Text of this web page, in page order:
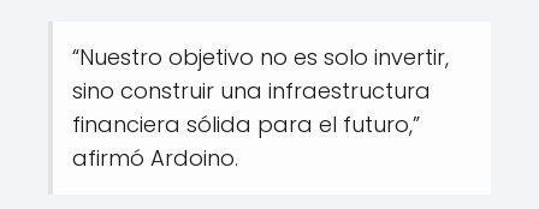
“Nuestro objetivo no es solo invertir,
sino construir una infraestructura
financiera sólida para el futuro,”
afirmó Ardoino.